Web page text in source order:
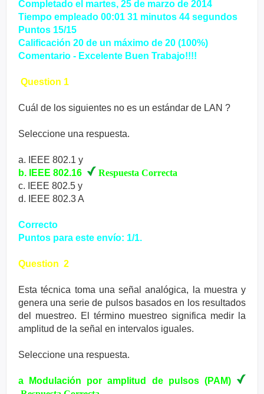
Completado el martes, 25 de marzo de 2014
Tiempo empleado 00:01 31 minutos 44 segundos
Puntos 15/15
Calificación 20 de un máximo de 20 (100%)
Comentario - Excelente Buen Trabajo!!!!
Question 1
Cuál de los siguientes no es un estándar de LAN ?
Seleccione una respuesta.
a. IEEE 802.1 y
b. IEEE 802.16
Respuesta Correcta
c. IEEE 802.5 y
d. IEEE 802.3 A
Correcto
Puntos para este envío: 1/1.
Question 2
Esta técnica toma una señal analógica, la muestra y
genera una serie de pulsos basados en los resultados
del muestreo. El término muestreo significa medir la
amplitud de la señal en intervalos iguales.
Seleccione una respuesta.
a Modulación por amplitud de pulsos (PAM)